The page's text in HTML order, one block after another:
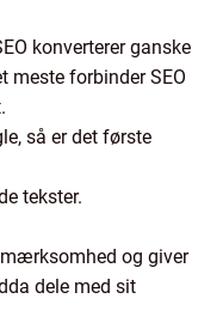
konverterer ganske
meste forbinder SEO
så er det første
tekster.
og giver
dele med sit